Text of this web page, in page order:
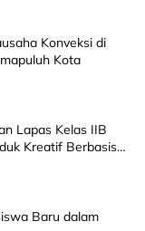
Konveksi di
Kota
Lapas Kelas IIB
Kreatif Berbasis
Baru dalam